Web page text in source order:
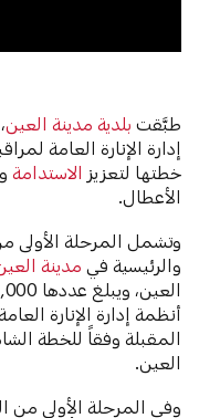
طبَّقتبلدية مدينة العين
إدارة الإنارة العامة
خطتها لتعزيز الاستدامة
الأعطال.
وتشمل المرحلة الأولى
والرئيسية في مدينة العين
أنظمة إدارة الإنارة
المقبلة وفقاً للخطة
العين.
وفي المرحلة الأولى من